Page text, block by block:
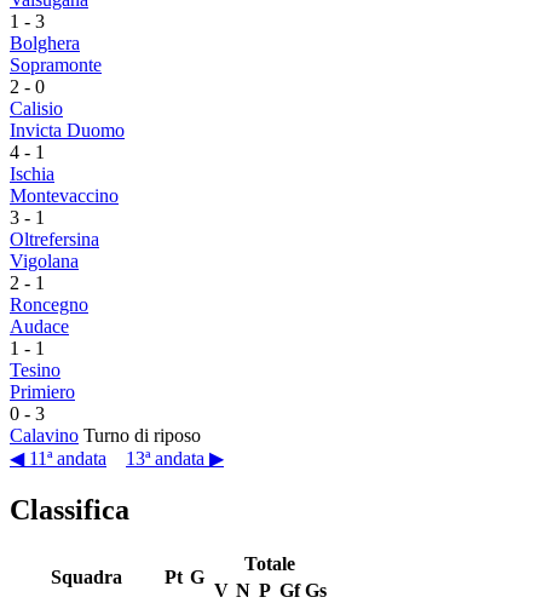
1 - 3
Bolghera
Sopramonte
2 - 0
Calisio
Invicta Duomo
4 - 1
Ischia
Montevaccino
3 - 1
Oltrefersina
Vigolana
2 - 1
Roncegno
Audace
1 - 1
Tesino
Primiero
0 - 3
Calavino Turno di riposo
◀ 11ª andata
13ª andata ▶
Classifica
Squadra Pt G
Totale
V N P Gf Gs